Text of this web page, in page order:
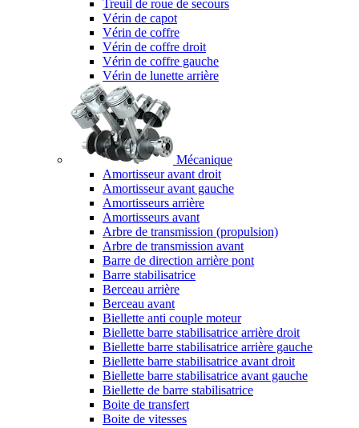
Treuil de roue de secours
Vérin de capot
Vérin de coffre
Vérin de coffre droit
Vérin de coffre gauche
Vérin de lunette arrière
Mécanique
Amortisseur avant droit
Amortisseur avant gauche
Amortisseurs arrière
Amortisseurs avant
Arbre de transmission (propulsion)
Arbre de transmission avant
Barre de direction arrière pont
Barre stabilisatrice
Berceau arrière
Berceau avant
Biellette anti couple moteur
Biellette barre stabilisatrice arrière droit
Biellette barre stabilisatrice arrière gauche
Biellette barre stabilisatrice avant droit
Biellette barre stabilisatrice avant gauche
Biellette de barre stabilisatrice
Boite de transfert
Boite de vitesses